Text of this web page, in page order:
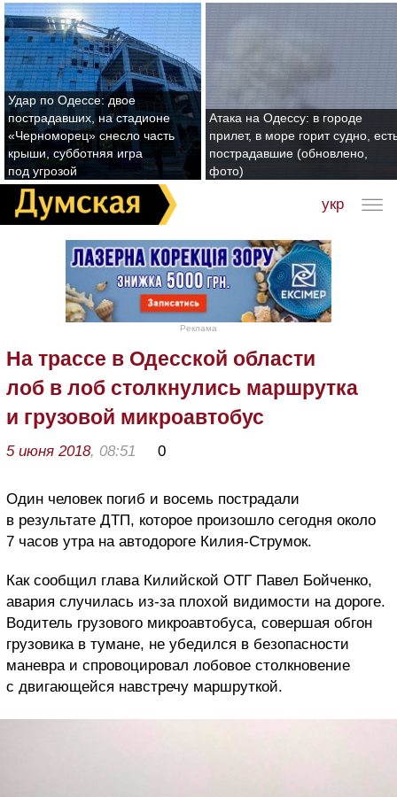
Удар по Одессе: двое
пострадавших, на стадионе
«Черноморец» снесло часть
крыши, субботняя игра
под угрозой
Атака на Одессу: в городе
прилет, в море горит судно,
пострадавшие (обновлено,
фото)
укр
Реклама
На трассе в Одесской области
лоб в лоб столкнулись маршрутка
и грузовой микроавтобус
5 июня 2018, 08:51 0
Один человек погиб и восемь пострадали
в результате ДТП, которое произошло сегодня около
7 часов утра на автодороге Килия-Струмок.
Как сообщил глава Килийской ОТГ Павел Бойченко,
авария случилась из-за плохой видимости на дороге.
Водитель грузового микроавтобуса, совершая обгон
грузовика в тумане, не убедился в безопасности
маневра и спровоцировал лобовое столкновение
с двигающейся навстречу маршруткой.